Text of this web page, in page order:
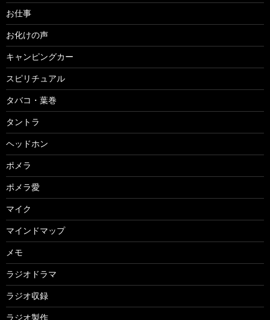
お仕事
お化けの声
キャンピングカー
スピリチュアル
タバコ・葉巻
タントラ
ヘッドホン
ポメラ
ポメラ愛
マイク
マインドマップ
メモ
ラジオドラマ
ラジオ収録
ラジオ製作